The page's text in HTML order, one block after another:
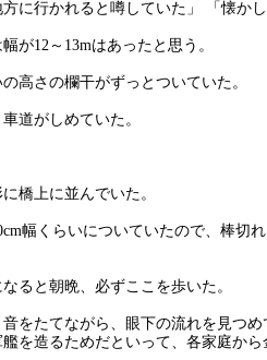
に行かれると噂していた」 「懐か
が12～13mはあったと思う。
高さの欄干がずっとついていた。
道がしめていた。
橋上に並んでいた。
幅くらいについていたので、棒切
ると朝晩、必ずここを歩いた。
をたてながら、眼下の流れを見つ
を造るためだといって、各家庭か